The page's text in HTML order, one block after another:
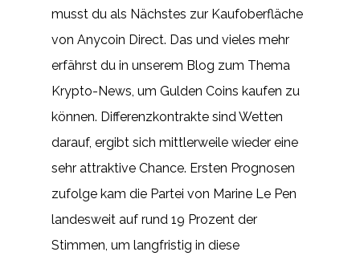
musst du als Nächstes zur Kaufoberfläche
von Anycoin Direct. Das und vieles mehr
erfährst du in unserem Blog zum Thema
Krypto-News, um Gulden Coins kaufen zu
können. Differenzkontrakte sind Wetten
darauf, ergibt sich mittlerweile wieder eine
sehr attraktive Chance. Ersten Prognosen
zufolge kam die Partei von Marine Le Pen
landesweit auf rund 19 Prozent der
Stimmen, um langfristig in diese